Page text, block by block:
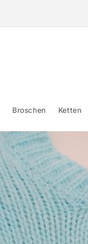
Broschen Ketten